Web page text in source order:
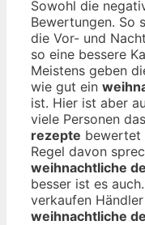
Sowohl die
Bewertungen. So
die Vor- und
so eine bessere
Meistens geben
wie gut ein
ist. Hier ist aber
viele Personen das
rezepte bewertet
Regel davon
weihnachtliche
besser ist es
verkaufen
weihnachtliche